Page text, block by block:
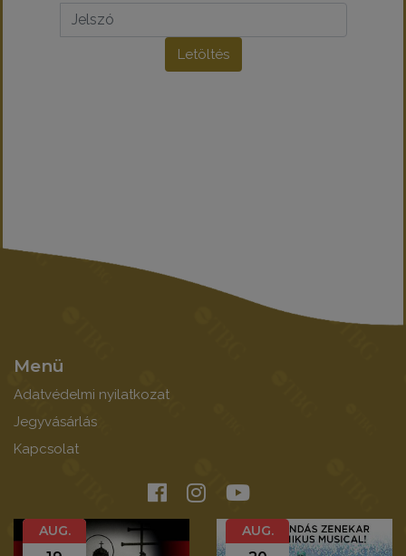
Letöltés
Menü
Adatvédelmi nyilatkozat
Jegyvásárlás
Kapcsolat
AUG. AUG.